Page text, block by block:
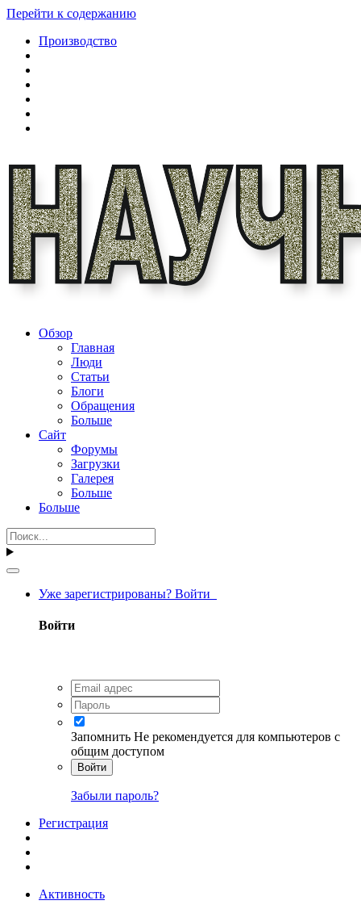
Перейти к содержанию
Производство
Обзор
Главная
Люди
Статьи
Блоги
Обращения
Больше
Сайт
Форумы
Загрузки
Галерея
Больше
Больше
Уже зарегистрированы? Войти
Войти
Запомнить Не рекомендуется для компьютеров с
общим доступом
Войти
Забыли пароль?
Регистрация
Активность